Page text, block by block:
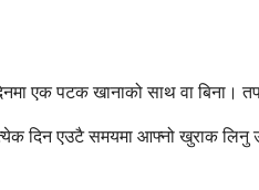
एक पटक खानाको साथ वा
दिन एउटै समयमा आफ्नो खुराक लिनु